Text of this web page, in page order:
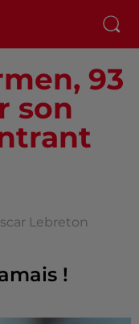
93
son
Lebreton
!